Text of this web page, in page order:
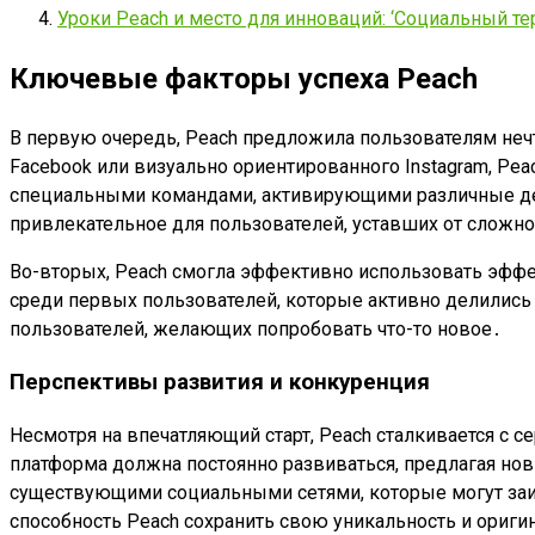
Уроки Peach и место для инноваций: ‘Социальный
Ключевые факторы успеха Peach
В первую очередь, Peach предложила пользователям
Facebook или визуально ориентированного Instagram,
специальными командами, активирующими различные
привлекательное для пользователей, уставших от
Во-вторых, Peach смогла эффективно использовать
среди первых пользователей, которые активно
пользователей, желающих попробовать что-то новое․
Перспективы развития и конкуренция
Несмотря на впечатляющий старт, Peach сталкивается
платформа должна постоянно развиваться, предлагая
существующими социальными сетями, которые могут
способность Peach сохранить свою уникальность и